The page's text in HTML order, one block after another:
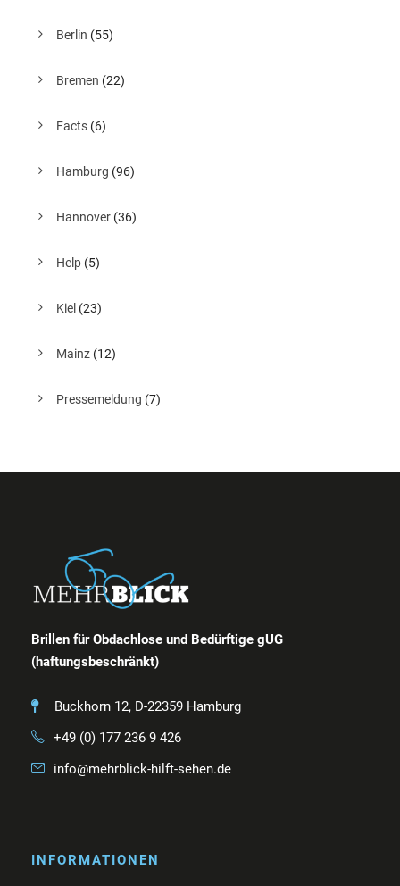
Berlin (55)
Bremen (22)
Facts (6)
Hamburg (96)
Hannover (36)
Help (5)
Kiel (23)
Mainz (12)
Pressemeldung (7)
Brillen für Obdachlose und Bedürftige gUG
(haftungsbeschränkt)
Buckhorn 12, D-22359 Hamburg
+49 (0) 177 236 9 426
info@mehrblick-hilft-sehen.de
INFORMATIONEN